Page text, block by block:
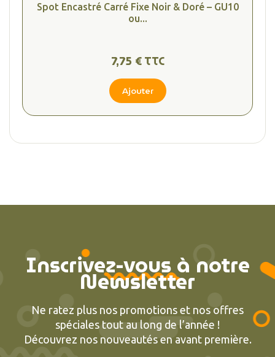
Spot Encastré Carré Fixe Noir & Doré – GU10
ou...
7,75 € TTC
Ajouter
Inscrivez-vous à notre
Newsletter
Ne ratez plus nos promotions et nos offres
spéciales tout au long de l’année !
Découvrez nos nouveautés en avant première.